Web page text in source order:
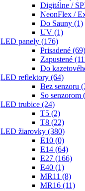
Digitálne /
NeonFlex /
Do Sauny (1)
UV (1)
LED panely (176)
Prisadené (69)
Zapustené
Do
LED reflektory (64)
Bez senzoru
So senzorom
LED trubice (24)
T5 (2)
T8 (22)
LED žiarovky (380)
E10 (0)
E14 (64)
E27 (166)
E40 (1)
MR11 (8)
MR16 (11)